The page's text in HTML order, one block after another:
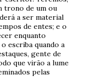
trono de um ou
a ser material
de entes; e o
enquanto
escriba quando a
gente de
que virão a lume
pelas